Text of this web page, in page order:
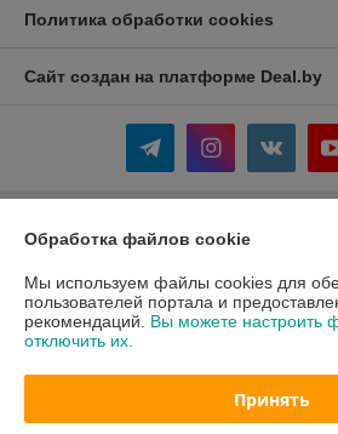
Политика обработки cookies
Сайт создан на платформе Deal.by
Информация для покупателя
Индивидуальный предприниматель:
ИП
Минский р-н, д. Боровляны ул. Полевая 12
Регистрационный номер ЕГР: 691538064
Регистрационный орган: Минский
Обработка файлов cookie
Мы используем файлы cookies для
пользователей портала и
рекомендаций. Вы можете настроить
отключить их.
Принять